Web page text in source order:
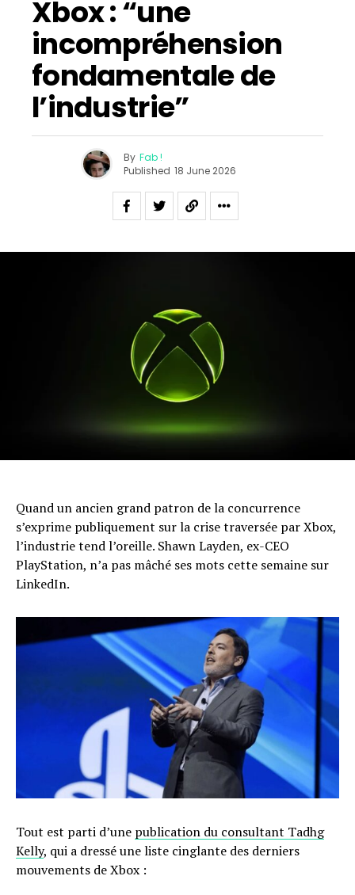
Xbox : “une
incompréhension
fondamentale de
l’industrie”
By Fab !
Published 18 June 2026
Quand un ancien grand patron de la concurrence
s’exprime publiquement sur la crise traversée par Xbox,
l’industrie tend l’oreille. Shawn Layden, ex-CEO
PlayStation, n’a pas mâché ses mots cette semaine sur
LinkedIn.
Tout est parti d’une publication du consultant Tadhg
Kelly, qui a dressé une liste cinglante des derniers
mouvements de Xbox :